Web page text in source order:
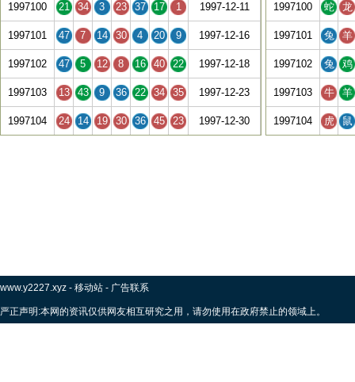
1997100 21 34 3 23 37 17 1 1997-12-11
1997101 47 7 14 30 4 20 9 1997-12-16
1997102 47 5 12 8 16 40 22 1997-12-18
1997103 13 43 9 36 22 34 35 1997-12-23
1997104 24 14 19 30 36 45 23 1997-12-30
1997100 蛇 龙
1997101 兔 羊
1997102 兔 鸡
1997103 牛 羊
1997104 虎 鼠
www.y2227.xyz - 移动站 - 广告联系
严正声明:本网的资讯仅供网友相互研究之用，请勿使用在政府禁止的领域上。